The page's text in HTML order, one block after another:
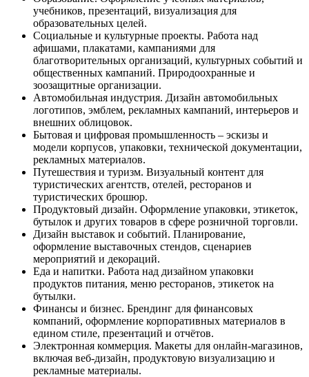
учебников, презентаций, визуализация для
образовательных целей.
Социальные и культурные проекты. Работа над
афишами, плакатами, кампаниями для
благотворительных организаций, культурных событий и
общественных кампаний. Природоохранные и
зоозащитные организации.
Автомобильная индустрия. Дизайн автомобильных
логотипов, эмблем, рекламных кампаний, интерьеров и
внешних облицовок.
Бытовая и цифровая промышленность – эскизы и
модели корпусов, упаковки, технической документации,
рекламных материалов.
Путешествия и туризм. Визуальный контент для
туристических агентств, отелей, ресторанов и
туристических брошюр.
Продуктовый дизайн. Оформление упаковки, этикеток,
бутылок и других товаров в сфере розничной торговли.
Дизайн выставок и событий. Планирование,
оформление выставочных стендов, сценариев
мероприятий и декораций.
Еда и напитки. Работа над дизайном упаковки
продуктов питания, меню ресторанов, этикеток на
бутылки.
Финансы и бизнес. Брендинг для финансовых
компаний, оформление корпоративных материалов в
едином стиле, презентаций и отчётов.
Электронная коммерция. Макеты для онлайн-магазинов,
включая веб-дизайн, продуктовую визуализацию и
рекламные материалы.